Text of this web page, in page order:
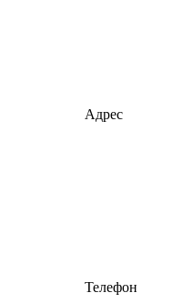
Адрес
Телефон